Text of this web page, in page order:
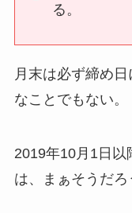
る。
月末は必ず締め
なことでもない。
2019年10月1日
は、まぁそうだろ